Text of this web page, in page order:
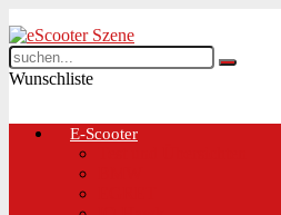
Wunschliste
E-Scooter